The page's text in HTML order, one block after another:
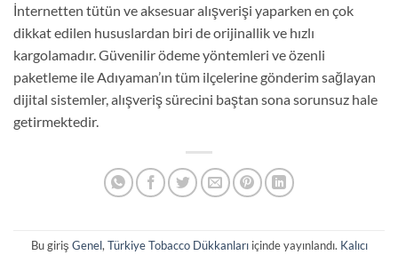
İnternetten tütün ve aksesuar alışverişi yaparken en çok
dikkat edilen hususlardan biri de orijinallik ve hızlı
kargolamadır. Güvenilir ödeme yöntemleri ve özenli
paketleme ile Adıyaman’ın tüm ilçelerine gönderim sağlayan
dijital sistemler, alışveriş sürecini baştan sona sorunsuz hale
getirmektedir.
Bu giriş Genel,Türkiye Tobacco Dükkanlarıiçinde yayınlandı. Kalıcı